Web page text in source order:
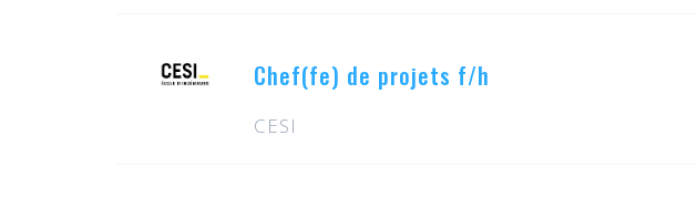
Chef(fe) de projets f/h
CESI